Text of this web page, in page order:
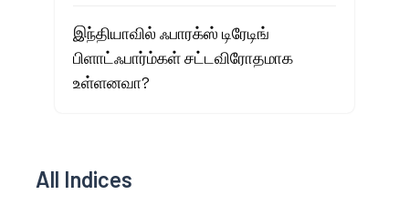
இந்தியாவில் ஃபாரக்ஸ் டிரேடிங்
பிளாட்ஃபார்ம்கள் சட்டவிரோதமாக
உள்ளனவா?
All Indices